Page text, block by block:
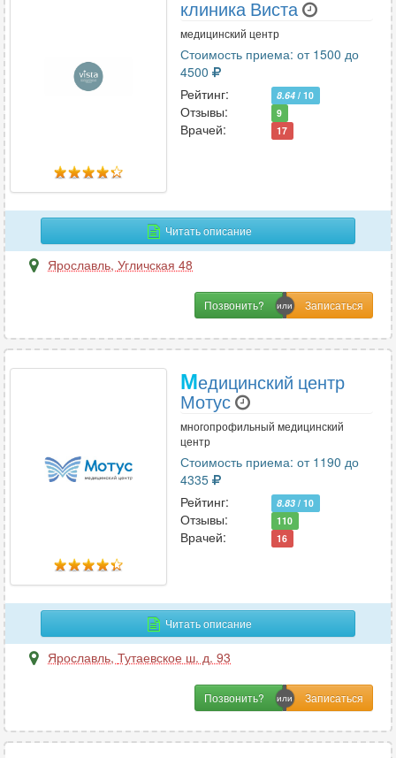
клиника Виста
медицинский центр
Стоимость приема: от 1500 до
4500
Рейтинг:
8.64 / 10
Отзывы: 9
Врачей: 17
Читать описание
Ярославль, Угличская 48
Позвонить?
Медицинский центр
Мотус
многопрофильный медицинский
центр
Стоимость приема: от 1190 до
4335
Рейтинг:
8.83 / 10
Отзывы: 110
Врачей: 16
Читать описание
Ярославль, Тутаевское ш. д. 93
Позвонить?